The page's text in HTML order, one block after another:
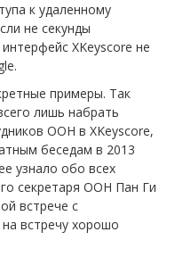
к удаленному
не секунды
XKeyscore не
примеры. Так
лишь набрать
ООН в XKeyscore,
беседам в 2013
узнало обо всех
секретаря ООН Пан Ги
встрече с
встречу хорошо